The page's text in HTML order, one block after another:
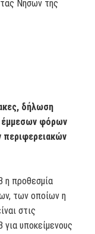
Νήσων της
δήλωση
έμμεσων φόρων
περιφερειακών
η προθεσμία
των οποίων η
στις
υποκείμενους